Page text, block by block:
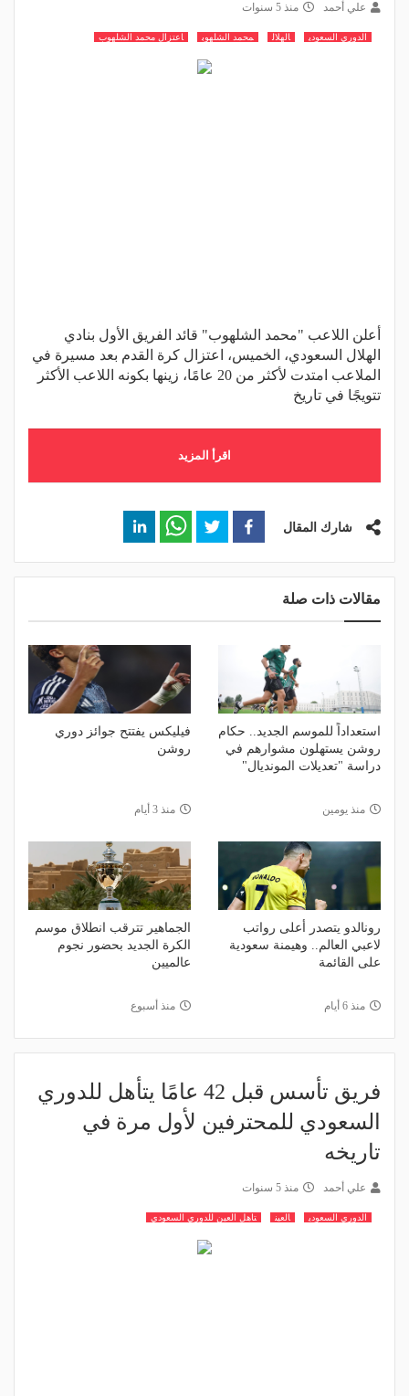
علي أحمد منذ 5 سنوات
الدوري السعودي الهلال محمد الشلهوب اعتزال محمد الشلهوب
أعلن اللاعب "محمد الشلهوب" قائد الفريق الأول بنادي
الهلال السعودي، الخميس، اعتزال كرة القدم بعد مسيرة في
الملاعب امتدت لأكثر من 20 عامًا، زينها بكونه اللاعب الأكثر
تتويجًا في تاريخ
اقرأ المزيد
شارك المقال
مقالات ذات صلة
استعداداً للموسم الجديد.. حكام
روشن يستهلون مشوارهم في
دراسة "تعديلات المونديال"
منذ يومين
فيليكس يفتتح جوائز دوري
روشن
منذ 3 أيام
رونالدو يتصدر أعلى رواتب
لاعبي العالم.. وهيمنة سعودية
على القائمة
منذ 6 أيام
الجماهير تترقب انطلاق موسم
الكرة الجديد بحضور نجوم
عالميين
منذ أسبوع
فريق تأسس قبل 42 عامًا يتأهل للدوري
السعودي للمحترفين لأول مرة في
تاريخه
علي أحمد منذ 5 سنوات
الدوري السعودي العين تاهل العين للدوري السعودي